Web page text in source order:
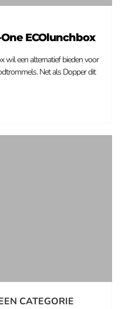
ECOlunchbox
wil een alternatief bieden voor
Net als Dopper dit
CATEGORIE